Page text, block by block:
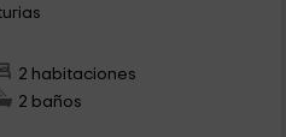
2 habitaciones
2 baños